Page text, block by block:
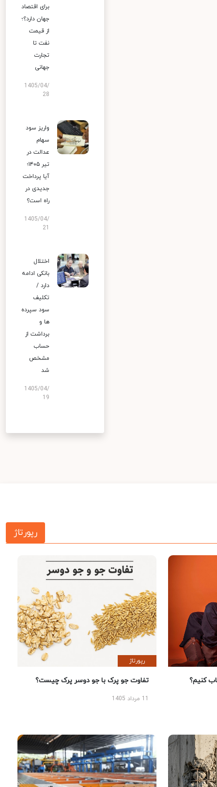
برای اقتصاد
جهان دارد؟؛
از قیمت
نفت تا
تجارت
جهانی
1405/04/
28
واریز سود
سهام
عدالت در
تیر ۱۴۰۵؛
آیا پرداخت
جدیدی در
راه است؟
1405/04/
اختلال
بانکی ادامه
دارد /
تکلیف
سود سپرده
ها و
برداشت از
حساب
مشخص
شد
1405/04/
19
رپورتاژ
کنیم؟
رپورتاژ
تفاوت جو پرک با جو دوسر پرک چیست؟